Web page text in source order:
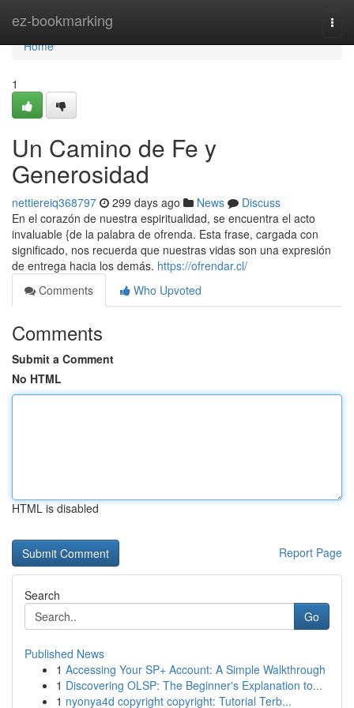
ez-bookmarking
Home
Home
1
Un Camino de Fe y
Generosidad
nettiereiq368797 299 days ago News
Discuss
En el corazón de nuestra espiritualidad, se encuentra el acto
invaluable {de la palabra de ofrenda. Esta frase, cargada con
significado, nos recuerda que nuestras vidas son una expresión
de entrega hacia los demás. https://ofrendar.cl/
Comments
Who Upvoted
Comments
Submit a Comment
No HTML
HTML is disabled
Report Page
Search
Go
Published News
1 Accessing Your SP+ Account: A Simple Walkthrough
1 Discovering OLSP: The Beginner's Explanation to...
1 nyonya4d copyright copyright: Tutorial Terb...